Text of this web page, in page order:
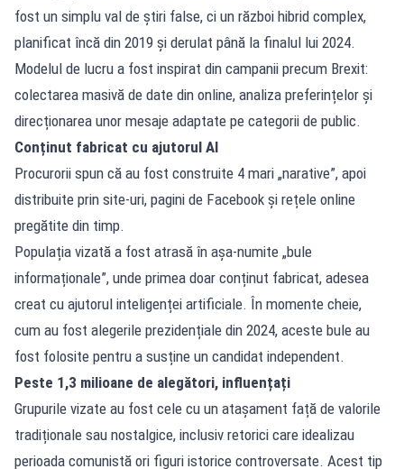
fost un simplu val de știri false, ci un război hibrid complex,
planificat încă din 2019 și derulat până la finalul lui 2024.
Modelul de lucru a fost inspirat din campanii precum Brexit:
colectarea masivă de date din online, analiza preferințelor și
direcționarea unor mesaje adaptate pe categorii de public.
Conținut fabricat cu ajutorul AI
Procurorii spun că au fost construite 4 mari „narative”, apoi
distribuite prin site-uri, pagini de Facebook și rețele online
pregătite din timp.
Populația vizată a fost atrasă în așa-numite „bule
informaționale”, unde primea doar conținut fabricat, adesea
creat cu ajutorul inteligenței artificiale. În momente cheie,
cum au fost alegerile prezidențiale din 2024, aceste bule au
fost folosite pentru a susține un candidat independent.
Peste 1,3 milioane de alegători, influențați
Grupurile vizate au fost cele cu un atașament față de valorile
tradiționale sau nostalgice, inclusiv retorici care idealizau
perioada comunistă ori figuri istorice controversate. Acest tip